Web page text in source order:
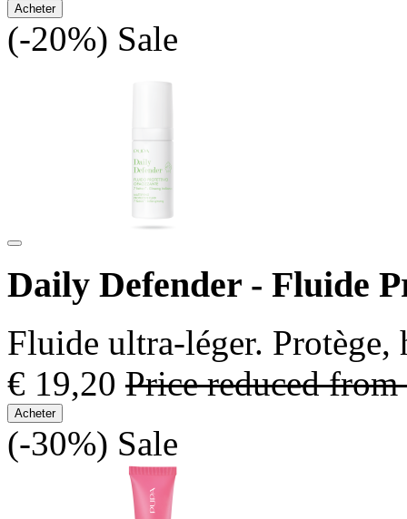
Acheter
(-20%) Sale
Daily Defender - Fluide
Fluide ultra-léger.
€ 19,20 Price reduced from
Acheter
(-30%) Sale